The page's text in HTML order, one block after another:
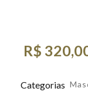
R$
Categorias